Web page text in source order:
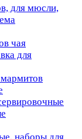
для мюсли,
чая
для